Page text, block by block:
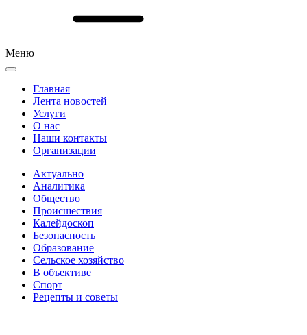
Меню
Главная
Лента новостей
Услуги
О нас
Наши контакты
Организации
Актуально
Аналитика
Общество
Происшествия
Калейдоскоп
Безопасность
Образование
Сельское хозяйство
В объективе
Спорт
Рецепты и советы